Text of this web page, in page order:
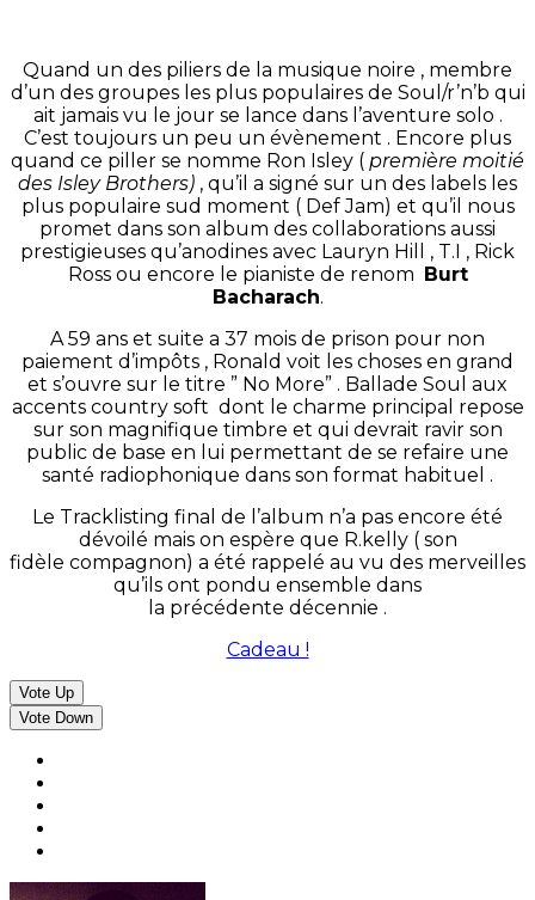
Quand un des piliers de la musique noire , membre
d’un des groupes les plus populaires de Soul/r’n’b qui
ait jamais vu le jour se lance dans l’aventure solo .
C’est toujours un peu un évènement . Encore plus
quand ce piller se nomme Ron Isley ( première moitié
des Isley Brothers) , qu’il a signé sur un des labels les
plus populaire sud moment ( Def Jam) et qu’il nous
promet dans son album des collaborations aussi
prestigieuses qu’anodines avec Lauryn Hill , T.I , Rick
Ross ou encore le pianiste de renom Burt
Bacharach.
A 59 ans et suite a 37 mois de prison pour non
paiement d’impôts , Ronald voit les choses en grand
et s’ouvre sur le titre ” No More” . Ballade Soul aux
accents country soft dont le charme principal repose
sur son magnifique timbre et qui devrait ravir son
public de base en lui permettant de se refaire une
santé radiophonique dans son format habituel .
Le Tracklisting final de l’album n’a pas encore été
dévoilé mais on espère que R.kelly ( son
fidèle compagnon) a été rappelé au vu des merveilles
qu’ils ont pondu ensemble dans
la précédente décennie .
Cadeau !
Vote Up
Vote Down